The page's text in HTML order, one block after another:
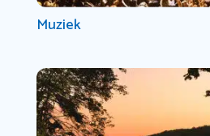
Muziek